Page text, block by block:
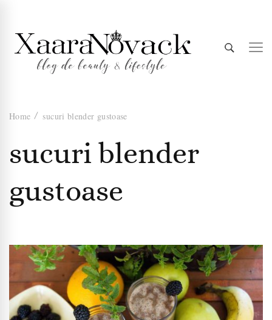
Xaara
Novack
Home sucuri blender gustoase
sucuri blender
gustoase